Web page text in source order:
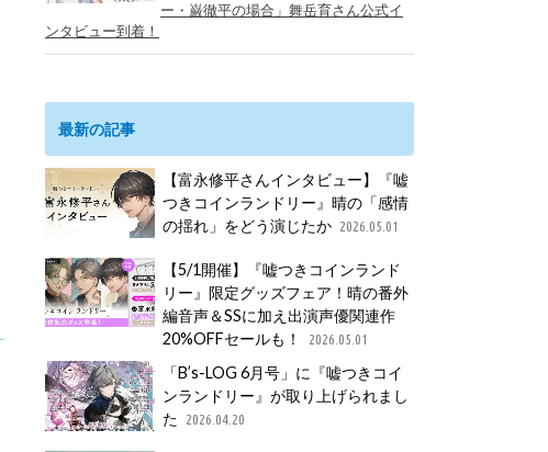
ー・巌徹平の場合」舞岳育さん公式イ
ンタビュー到着！
最新の記事
【富永修平さんインタビュー】『嘘
つきコインランドリー』晴の「感情
の揺れ」をどう演じたか 2026.05.01
【5/1開催】『嘘つきコインランド
リー』限定グッズフェア！晴の番外
編音声＆SSに加え出演声優関連作
20%OFFセールも！
2026.05.01
「B’s-LOG 6月号」に『嘘つきコイ
ンランドリー』が取り上げられまし
た
2026.04.20